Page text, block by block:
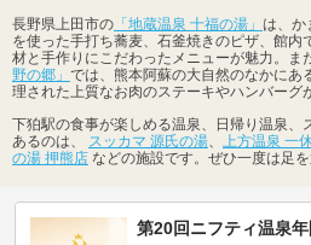
長野県上田市の 「地蔵温泉 十福の湯」 は、か
を使った手打ち蕎麦、石釜焼きのピザ、館内
材と手作りにこだわったメニューが魅力。ま
野の郷」 では、熊本阿蘇の大自然のなかにあ
理された上質なお肉のステーキやハンバーグ
下狛駅の食事が楽しめる温泉、日帰り温泉、
あるのは、
スッカマ 源氏の湯 上方温泉 一
の湯 押熊店 などの施設です。ぜひ一度は足を
第20回ニフティ温泉